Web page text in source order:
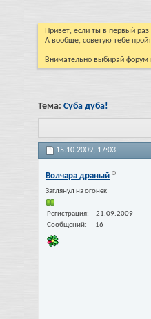
Привет, если ты в первый
А вообще, советую тебе
Внимательно выбирай форум
Тема: Суба дуба!
15.10.2009, 17:03
Волчара драный
Заглянул на огонек
Регистрация
21.09.2009
Сообщений
16